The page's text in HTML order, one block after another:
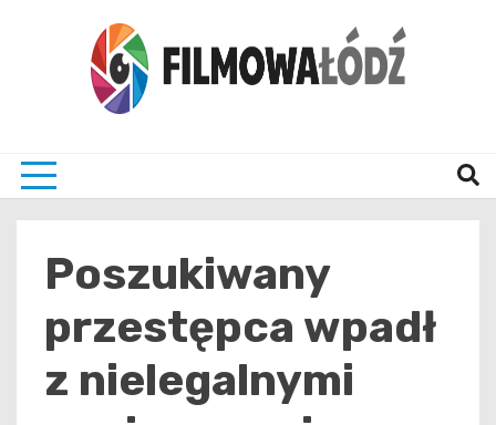
Poszukiwany
przestępca wpadł
z nielegalnymi